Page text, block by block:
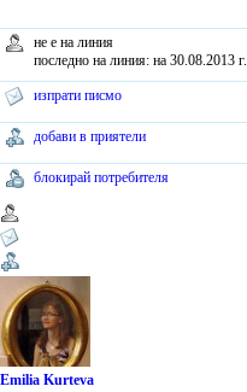
не е на линия
последно на линия: на 30.08.2013 г.
изпрати писмо
добави в приятели
блокирай потребителя
Emilia Kurteva